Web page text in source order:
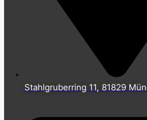
Stahlgruberring 11, 81829